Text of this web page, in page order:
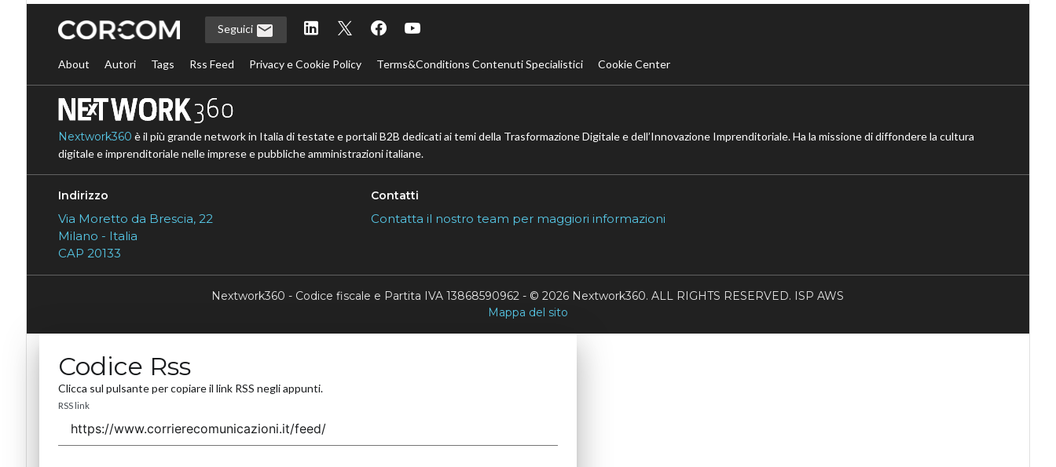
Seguici
About Autori Tags Rss Feed Privacy e Cookie Policy Terms&Conditions Contenuti Specialistici Cookie Center
Nextwork360 è il più grande network in Italia di testate e portali B2B dedicati ai temi della Trasformazione Digitale e dell’Innovazione Imprenditoriale. Ha la missione di diffondere la cultura
digitale e imprenditoriale nelle imprese e pubbliche amministrazioni italiane.
Indirizzo
Via Moretto da Brescia, 22
Milano - Italia
CAP 20133
Contatti
Contatta il nostro team per maggiori informazioni
Nextwork360 - Codice fiscale e Partita IVA 13868590962 - © 2026 Nextwork360. ALL RIGHTS RESERVED. ISP AWS
Mappa del sito
Codice Rss
Clicca sul pulsante per copiare il link RSS negli appunti.
RSS link